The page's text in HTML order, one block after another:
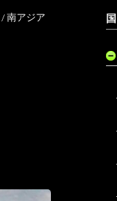
/南アジア